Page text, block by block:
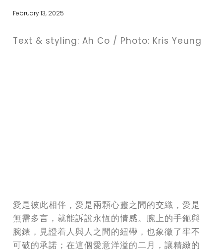
February 13, 2025
Text & styling: Ah Co / Photo: Kris Yeung
愛是彼此相伴，愛是兩顆心靈之間的交織，愛是
無需多言，就能訴說永恆的情感。腕上的手鈪與
腕錶，見證着人與人之間的紐帶，也象徵了牢不
可破的承諾；在這個愛意洋溢的二月，讓精緻的